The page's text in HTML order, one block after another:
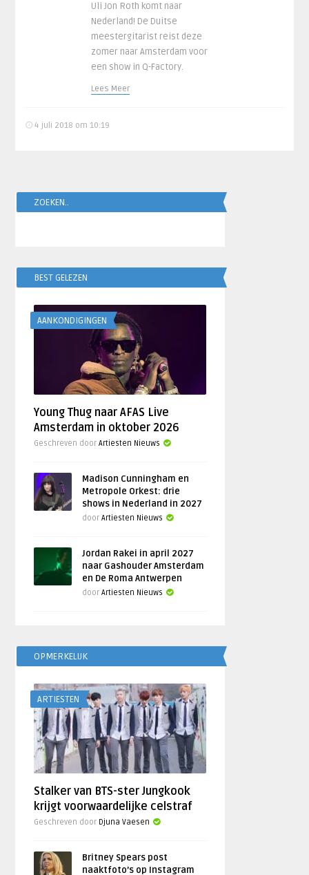
Uli Jon Roth komt naar
Nederland! De Duitse
meestergitarist reist deze
zomer naar Amsterdam voor
een show in Q-Factory.
Lees Meer
4 juli 2018 om 10:19
ZOEKEN..
BEST GELEZEN
AANKONDIGINGEN
Young Thug naar AFAS Live
Amsterdam in oktober 2026
Geschreven doorArtiesten Nieuws
Madison Cunningham en
Metropole Orkest: drie
shows in Nederland in 2027
doorArtiesten Nieuws
Jordan Rakei in april 2027
naar Gashouder Amsterdam
en De Roma Antwerpen
doorArtiesten Nieuws
OPMERKELIJK
ARTIESTEN
Stalker van BTS-ster Jungkook
krijgt voorwaardelijke celstraf
Geschreven door Djuna Vaesen
Britney Spears post
naaktfoto’s op Instagram